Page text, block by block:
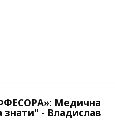
Медична
знати" - Владислав